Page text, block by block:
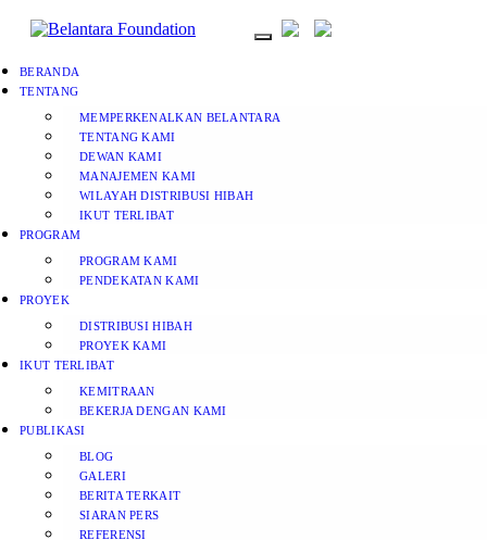
BERANDA
TENTANG
MEMPERKENALKAN BELANTARA
TENTANG KAMI
DEWAN KAMI
MANAJEMEN KAMI
WILAYAH DISTRIBUSI HIBAH
IKUT TERLIBAT
PROGRAM
PROGRAM KAMI
PENDEKATAN KAMI
PROYEK
DISTRIBUSI HIBAH
PROYEK KAMI
IKUT TERLIBAT
KEMITRAAN
BEKERJA DENGAN KAMI
PUBLIKASI
BLOG
GALERI
BERITA TERKAIT
SIARAN PERS
REFERENSI